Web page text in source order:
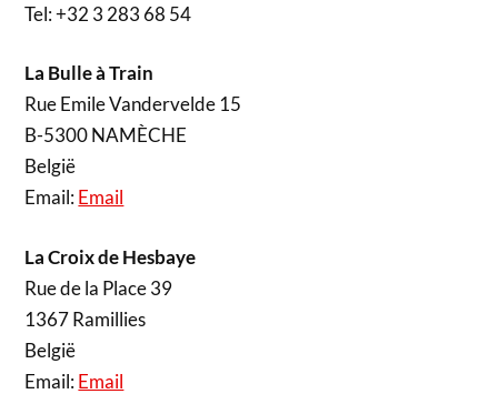
Tel: +32 3 283 68 54
La Bulle à Train
Rue Emile Vandervelde 15
B-5300 NAMÈCHE
België
Email:Email
La Croix de Hesbaye
Rue de la Place 39
1367 Ramillies
België
Email:Email